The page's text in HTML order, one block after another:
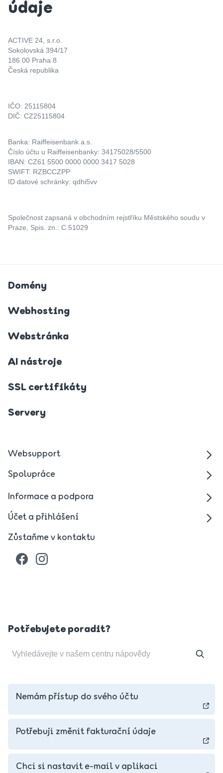
údaje
ACTIVE 24, s.r.o.
Sokolovská 394/17
186 00 Praha 8
Česká republika
IČO: 25115804
DIČ: CZ25115804
Banka: Raiffeisenbank a.s.
Číslo účtu u Raiffeisenbanky: 34175028/5500
IBAN: CZ61 5500 0000 0000 3417 5028
SWIFT: RZBCCZPP
ID datové schránky: qdhi5vv
Společnost zapsaná v obchodním rejstříku Městského soudu v
Praze, Spis. zn.: C.51029
Domény
Webhosting
Webstránka
AI nástroje
SSL certifikáty
Servery
Websupport
Spolupráce
Informace a podpora
Účet a přihlášení
Zůstaňme v kontaktu
Potřebujete poradit?
Nemám přístup do svého účtu
Potřebuji změnit fakturační údaje
Chci si nastavit e-mail v aplikaci